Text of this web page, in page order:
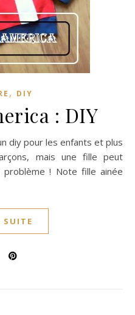
, DIY
: DIY
mais une fille peut
! Note fille ainée
SUITE